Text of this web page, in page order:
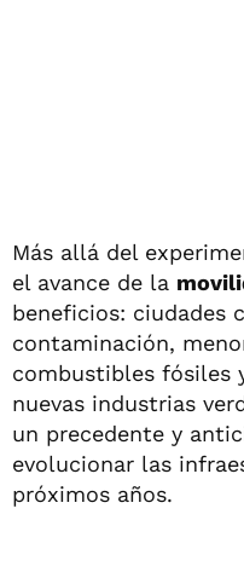
Más allá del
el avance de la
beneficios: ciudades
contaminación,
combustibles fósiles
nuevas industrias
un precedente y
evolucionar las
próximos años.